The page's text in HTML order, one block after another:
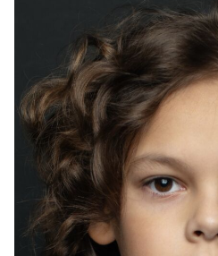
«История большой
Николаева
«Бортовой журнал» (к/м) -
реж. Анна Жукова
2024 «ЖЫЫЫЗНЬ» - главарь
Эмиль Никогосян
«Не скажу» - певец, реж.